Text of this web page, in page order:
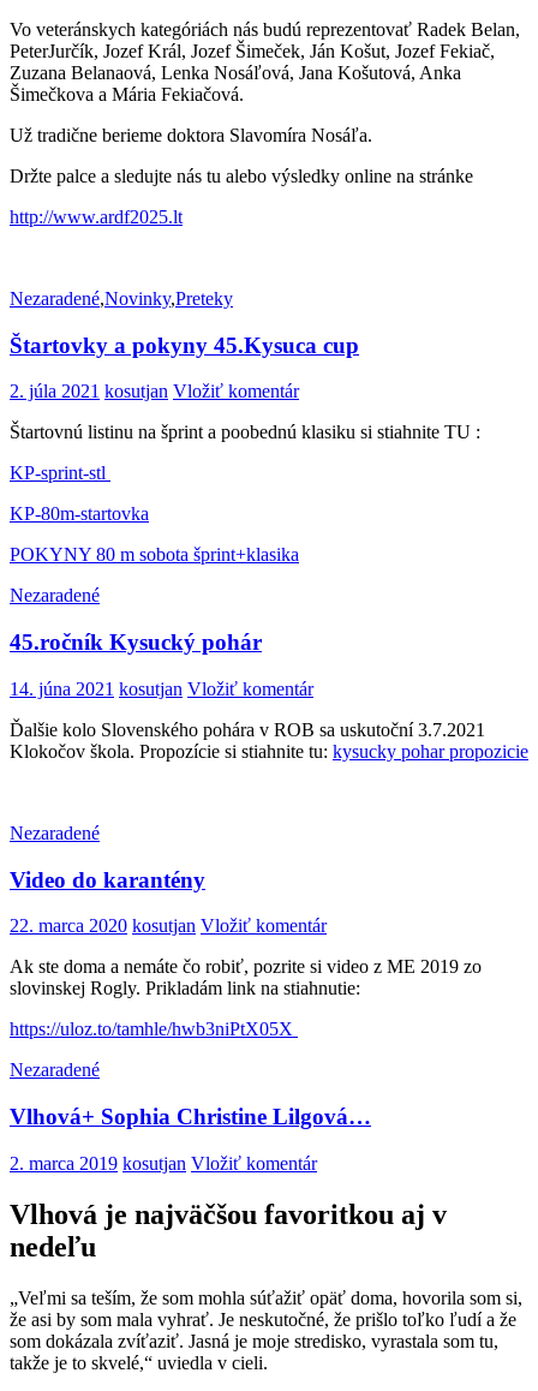
Vo veteránskych kategóriách nás budú reprezentovať Radek Belan,
PeterJurčík, Jozef Král, Jozef Šimeček, Ján Košut, Jozef Fekiač,
Zuzana Belanaová, Lenka Nosáľová, Jana Košutová, Anka
Šimečkova a Mária Fekiačová.
Už tradične berieme doktora Slavomíra Nosáľa.
Držte palce a sledujte nás tu alebo výsledky online na stránke
http://www.ardf2025.lt
Nezaradené,Novinky,Preteky
Štartovky a pokyny 45.Kysuca cup
2. júla 2021 kosutjan Vložiť komentár
Štartovnú listinu na šprint a poobednú klasiku si stiahnite TU :
KP-sprint-stl
KP-80m-startovka
POKYNY 80 m sobota šprint+klasika
Nezaradené
45.ročník Kysucký pohár
14. júna 2021 kosutjan Vložiť komentár
Ďalšie kolo Slovenského pohára v ROB sa uskutoční 3.7.2021
Klokočov škola. Propozície si stiahnite tu: kysucky pohar propozicie
Nezaradené
Video do karantény
22. marca 2020 kosutjan Vložiť komentár
Ak ste doma a nemáte čo robiť, pozrite si video z ME 2019 zo
slovinskej Rogly. Prikladám link na stiahnutie:
https://uloz.to/tamhle/hwb3niPtX05X
Nezaradené
Vlhová+ Sophia Christine Lilgová…
2. marca 2019 kosutjan Vložiť komentár
Vlhová je najväčšou favoritkou aj v
nedeľu
„Veľmi sa teším, že som mohla súťažiť opäť doma, hovorila som si,
že asi by som mala vyhrať. Je neskutočné, že prišlo toľko ľudí a že
som dokázala zvíťaziť. Jasná je moje stredisko, vyrastala som tu,
takže je to skvelé,“ uviedla v cieli.